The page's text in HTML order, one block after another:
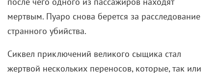
Сиквел приключений великого сыщика стал
жертвой нескольких переносов, которые, так или
иначе, повлияли на восприятие картины. В начале у
команды возникли некоторые проблемы во время
производства, а затем грянула пандемия